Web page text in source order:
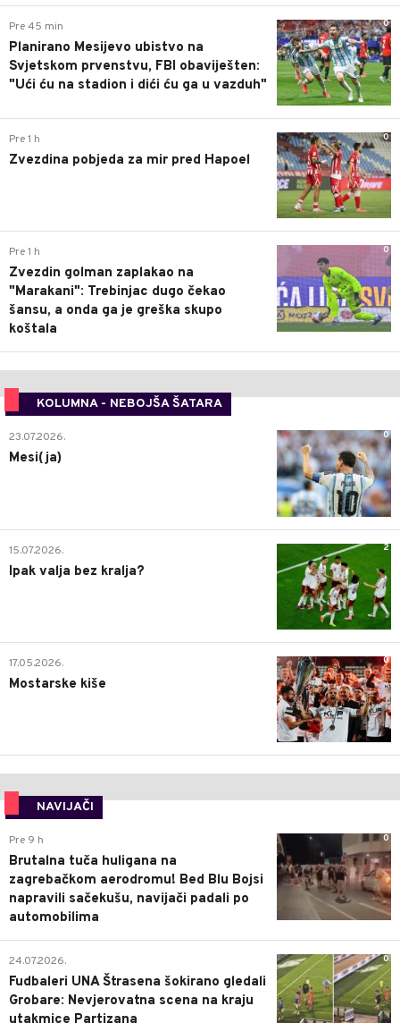
0
Pre 45 min
Planirano Mesijevo ubistvo na
Svjetskom prvenstvu, FBI obaviješten:
"Ući ću na stadion i dići ću ga u vazduh"
0
Pre 1 h
Zvezdina pobjeda za mir pred Hapoel
0
Pre 1 h
Zvezdin golman zaplakao na
"Marakani": Trebinjac dugo čekao
šansu, a onda ga je greška skupo
koštala
KOLUMNA - NEBOJŠA ŠATARA
0
23.07.2026.
Mesi(ja)
2
15.07.2026.
Ipak valja bez kralja?
0
17.05.2026.
Mostarske kiše
NAVIJAČI
0
Pre 9 h
Brutalna tuča huligana na
zagrebačkom aerodromu! Bed Blu Bojsi
napravili sačekušu, navijači padali po
automobilima
0
24.07.2026.
Fudbaleri UNA Štrasena šokirano gledali
Grobare: Nevjerovatna scena na kraju